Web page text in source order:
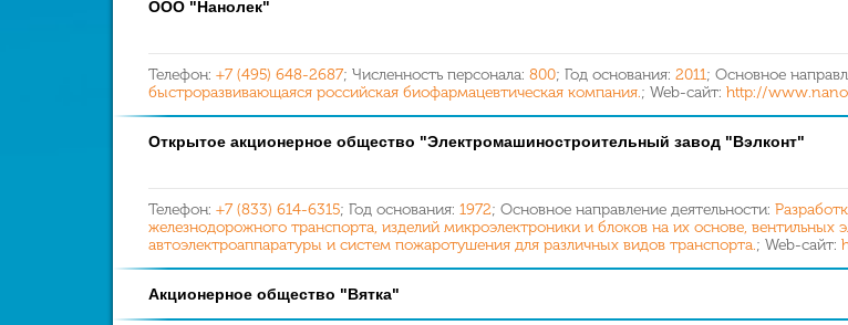
ООО "Нанолек"
Телефон: +7 (495) 648-2687; Численность персонала: 800; Год основания: 2011; Основное
быстроразвивающаяся российская биофармацевтическая компания.; Web-сайт: http://
Открытое акционерное общество "Электромашиностроительный завод "Вэлконт"
Телефон: +7 (833) 614-6315; Год основания: 1972; Основное направление деятельности:
железнодорожного транспорта, изделий микроэлектроники и блоков на их основе, вентильных
автоэлектроаппаратуры и систем пожаротушения для различных видов транспорта.; Web-сайт:
Акционерное общество "Вятка"